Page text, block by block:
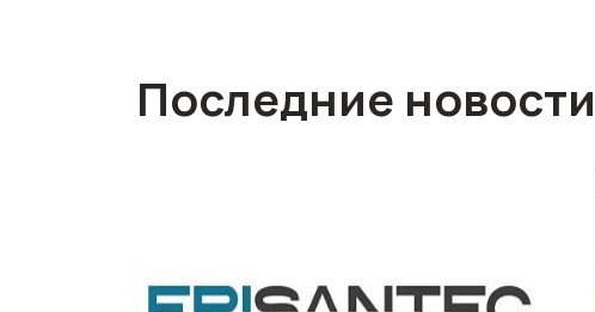
Последние новости